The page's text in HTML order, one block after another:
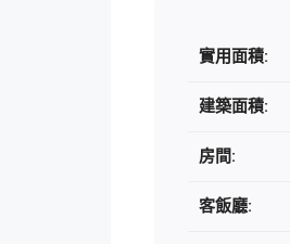
實用面積:
建築面積:
房間:
客飯廳: